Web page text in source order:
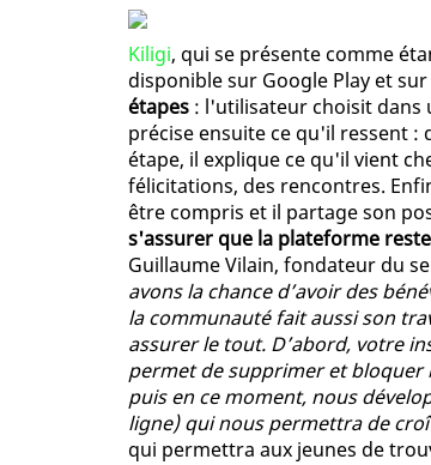
Kiligi, qui se présente comme
disponible sur Google Play et
étapes : l'utilisateur choisit dans
précise ensuite ce qu'il ressent :
étape, il explique ce qu'il vient
félicitations, des rencontres.
être compris et il partage son
s'assurer que la plateforme
Guillaume Vilain, fondateur du
avons la chance d’avoir des
la communauté fait aussi son
assurer le tout. D’abord, votre
permet de supprimer et bloquer
puis en ce moment, nous
ligne) qui nous permettra de
qui permettra aux jeunes de